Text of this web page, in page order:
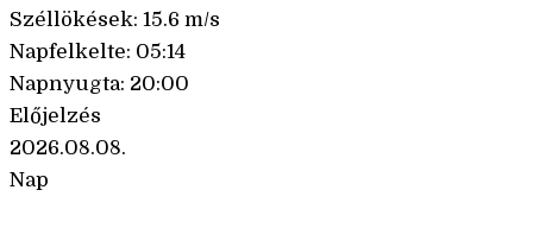
Széllökések: 15.6 m/s
Napfelkelte: 05:14
Napnyugta: 20:00
Előjelzés
2026.08.08.
Nap